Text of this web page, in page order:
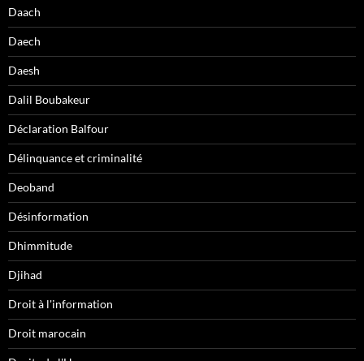
Daach
Daech
Daesh
Dalil Boubakeur
Déclaration Balfour
Délinquance et criminalité
Deoband
Désinformation
Dhimmitude
Djihad
Droit à l'information
Droit marocain